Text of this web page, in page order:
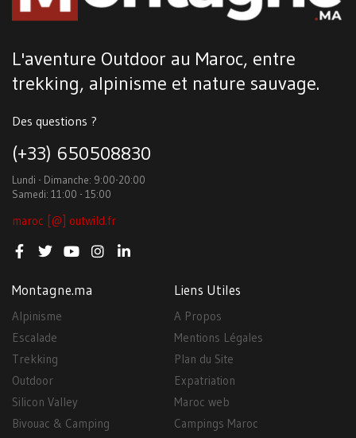
L'aventure Outdoor au Maroc, entre
trekking, alpinisme et nature sauvage.
Des questions ?
(+33) 650508830
Lundi - Dimanche: 9:00-20:00
Samedi: 11:00 - 15:00
maroc [@] outwild.fr
Montagne.ma
Alpinisme
Escalade
Trekking
Outdoor
Silicon Valley
Bivouac & Camping
Liens Utiles
A Propos
Mentions Légales
Plan du Site
Expatriation
Maroc web
Campings Maroc